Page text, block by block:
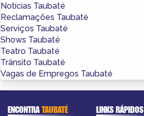
Notícias Taubaté
Reclamações Taubaté
Serviços Taubaté
Shows Taubaté
Teatro Taubaté
Trânsito Taubaté
Vagas de Empregos Taubaté
ENCONTRATAUBATÉ LINKS RÁPIDOS